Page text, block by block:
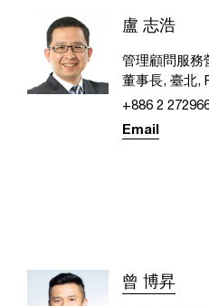
盧 志浩
管理顧問服務
董事長, 臺北,
+886 2
Email
曾 博昇